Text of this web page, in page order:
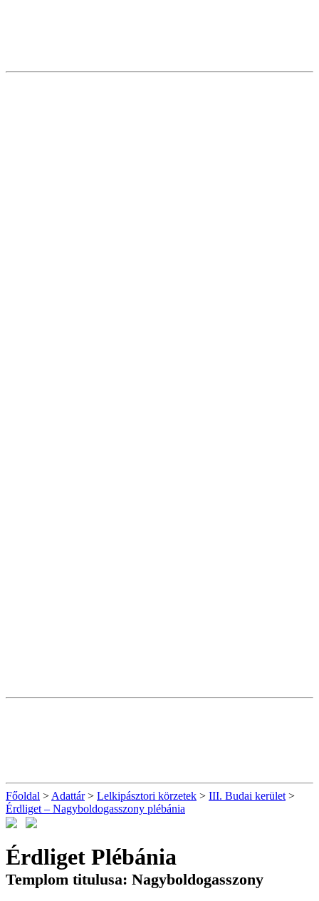
Főoldal > Adattár> Lelkipásztori körzetek > III. Budai kerület >
Érdliget – Nagyboldogasszony plébánia
Érdliget Plébánia
Templom titulusa: Nagyboldogasszony